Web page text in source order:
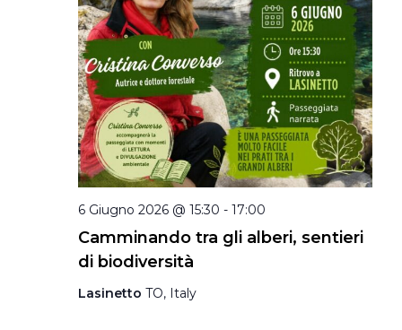
Camminando tra gli alberi, sentieri
di biodiversità
6 Giugno 2026 @ 15:30 - 17:00
Lasinetto TO, Italy